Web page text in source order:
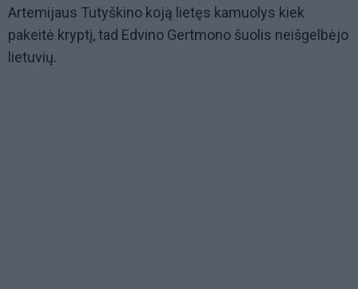
Artemijaus Tutyškino koją lietęs kamuolys kiek
pakeitė kryptį, tad Edvino Gertmono šuolis neišgelbėjo
lietuvių.